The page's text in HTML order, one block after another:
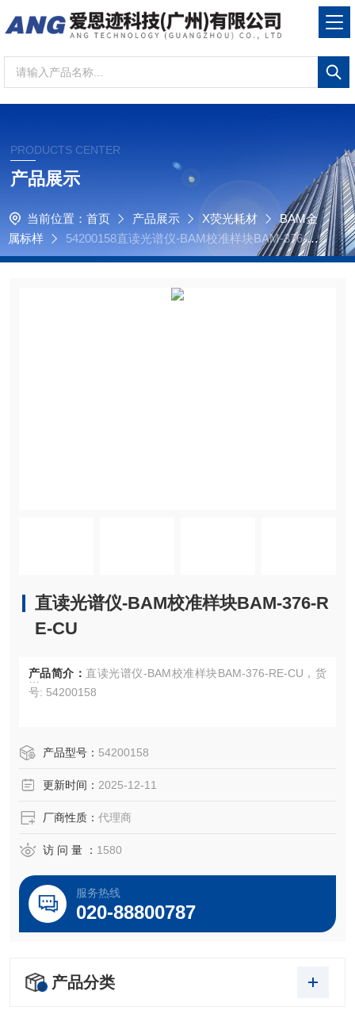
PRODUCTS CENTER
产品展示
当前位置： 首页 产品展示 X荧光耗材
BAM金
属标样
54200158直读光谱仪-BAM校准样块BAM-376-RE
-CU
直读光谱仪-BAM校准样块BAM-376-R
E-CU
产品简介： 直读光谱仪-BAM校准样块BAM-376-RE-CU，货
号: 54200158
铜基校准样块 BAM-376-RE
产品型号： 54200158
更新时间： 2025-12-11
厂商性质： 代理商
访 问 量 ： 1580
服务热线
020-88800787
产品分类